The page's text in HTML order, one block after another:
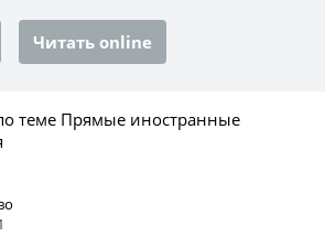
Читать online
теме Прямые иностранные